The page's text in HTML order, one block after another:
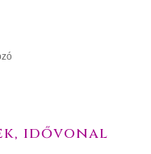
idővonal